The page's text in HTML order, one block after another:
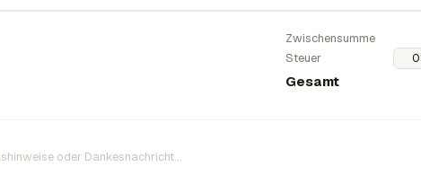
Zwischensumme
Steuer
Gesamt